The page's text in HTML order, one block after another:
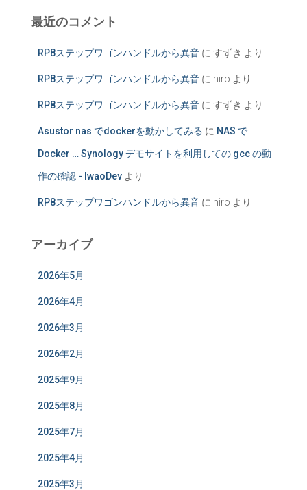
最近のコメント
RP8ステップワゴンハンドルから異音 に すずき より
RP8ステップワゴンハンドルから異音 に hiro より
RP8ステップワゴンハンドルから異音 に すずき より
Asustor nas でdockerを動かしてみる に NAS で
Docker … Synology デモサイトを利用しての gcc の動
作の確認 - IwaoDev より
RP8ステップワゴンハンドルから異音 に hiro より
アーカイブ
2026年5月
2026年4月
2026年3月
2026年2月
2025年9月
2025年8月
2025年7月
2025年4月
2025年3月